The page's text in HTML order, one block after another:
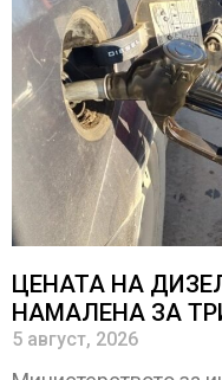
ЦЕНАТА НА
НАМАЛЕНА ЗА
5 август, 2026